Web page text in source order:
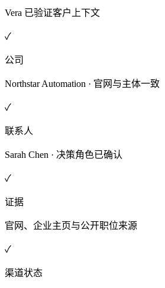
Vera 已验证客户上下文
✓
公司
Northstar Automation · 官网与主体一致
✓
联系人
Sarah Chen · 决策角色已确认
✓
证据
官网、企业主页与公开职位来源
✓
渠道状态